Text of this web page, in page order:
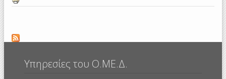
Υπηρεσίες του Ο.ΜΕ.Δ.